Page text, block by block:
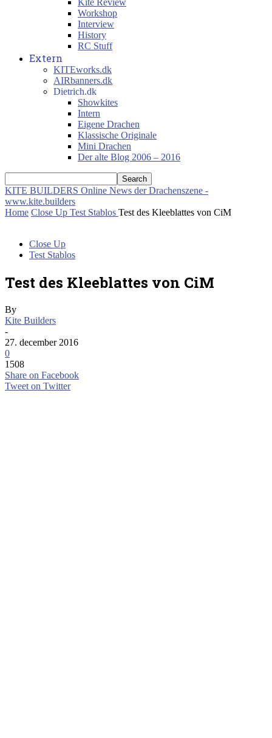
Kite Review
Workshop
Interview
History
RC Stuff
Extern
KITEworks.dk
AIRbanners.dk
Dietrich.dk
Showkites
Intern
Eigene Drachen
Klassische Originale
Mini Drachen
Der alte Blog 2006 – 2016
KITE BUILDERS Online News der Drachenszene -
www.kite.builders
Home Close Up Test Stablos Test des Kleeblattes von CiM
Close Up
Test Stablos
Test des Kleeblattes von CiM
By
Kite Builders
-
27. december 2016
0
1508
Share on Facebook
Tweet on Twitter